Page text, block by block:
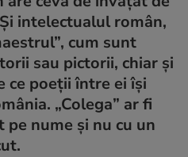
intelectualul român,
cum sunt
sau pictorii, chiar și
ce poeții între ei își
„Colega” ar fi
nume și nu cu un